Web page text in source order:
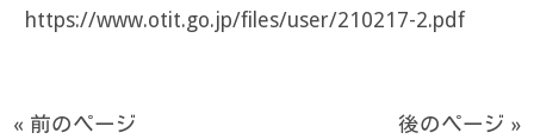
https://www.otit.go.jp/files/user/210217-2.pdf
« 前のページ 後のページ »